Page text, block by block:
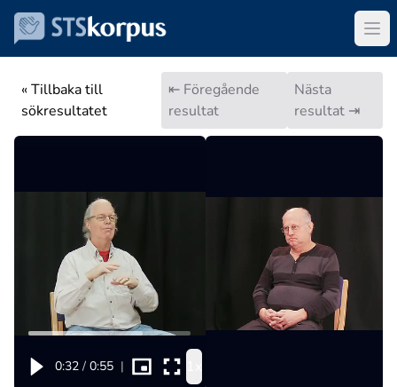
« Tillbaka till
sökresultatet
⇤ Föregående
resultat
Nästa
resultat ⇥
0:32 / 0:55 |